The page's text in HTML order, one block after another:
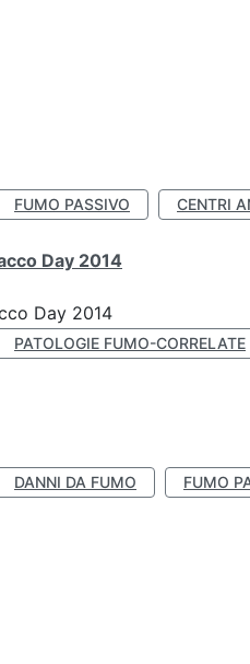
FUMO PASSIVO CENTRI
Day 2014
Day 2014
PATOLOGIE FUMO-CORRELATE
DANNI DA FUMO
FUMO